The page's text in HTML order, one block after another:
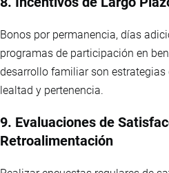
Bonos por permanencia, días
programas de participación en
desarrollo familiar son
lealtad y pertenencia.
9. Evaluaciones de
Retroalimentación